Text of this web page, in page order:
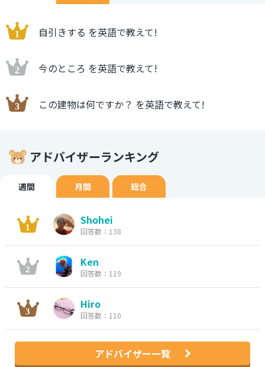
自引きする を英語で教えて!
今のところ を英語で教えて!
この建物は何ですか？ を英語で教えて!
アドバイザーランキング
週間 月間 総合
Shohei
回答数：138
Ken
回答数：119
Hiro
回答数：110
アドバイザー一覧